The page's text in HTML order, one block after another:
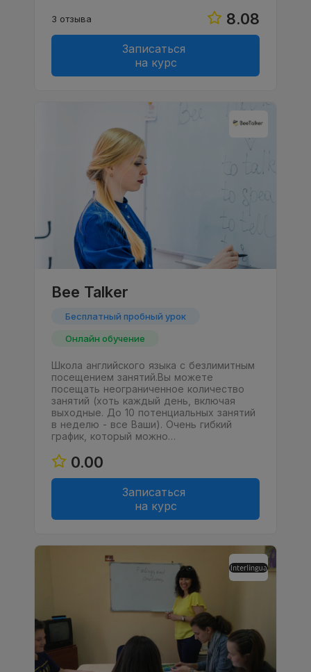
8.08
3 отзыва
Записаться
на курс
Bee Talker
Бесплатный пробный урок
Онлайн обучение
Школа английского языка с безлимитным
посещением занятий.Вы можете
посещать неограниченное количество
занятий (хоть каждый день, включая
выходные. До 10 потенциальных занятий
в неделю - все Ваши). Очень гибкий
график, который можно…
0.00
Записаться
на курс